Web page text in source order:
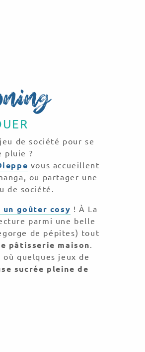
de société pour se
pluie ?
vous accueillent
ou partager une
de société.
goûter cosy ! À La
parmi une belle
de pépites) tout
pâtisserie maison.
où quelques jeux de
sucrée pleine de